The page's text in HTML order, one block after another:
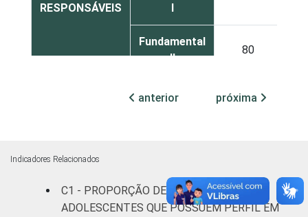
RESPONSÁVEIS
I
Fundamental
II
80
Médio ou
80
DA CRIANÇA
ADOLESCENTE
De 11 a 12
anos
anterior próxima
Indicadores Relacionados
C1 - PROPORÇÃO DE CRIANÇAS E
ADOLESCENTES QUE POSSUEM PERFIL EM